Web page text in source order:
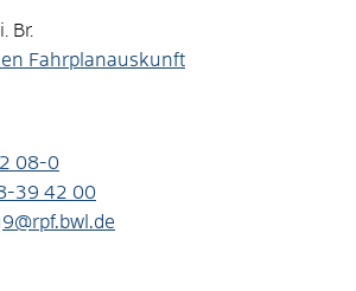
Br.
Fahrplanauskunft
08-0
39 42 00